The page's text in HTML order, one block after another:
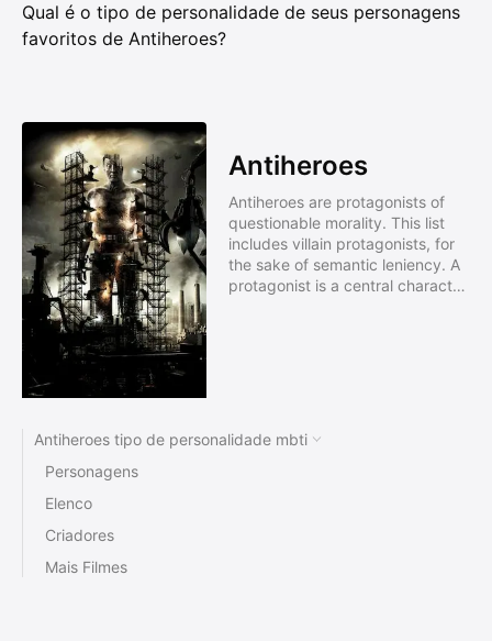
Qual é o tipo de personalidade de seus personagens
favoritos de Antiheroes?
Antiheroes
Antiheroes are protagonists of
questionable morality. This list
includes villain protagonists, for
the sake of semantic leniency. A
protagonist is a central character
would be somewhat supported
Antiheroes tipo de personalidade mbti
Personagens
Elenco
Criadores
Mais Filmes